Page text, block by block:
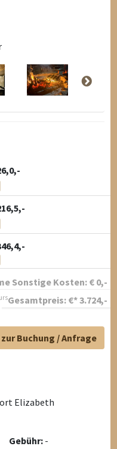
Sonstige Kosten: € 0,-
Gesamtpreis: €*3.724,-
Buchung / Anfrage
Elizabeth
Gebühr: -